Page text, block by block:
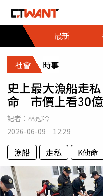
最新
社會 時事
史上最大漁船走
命 市價上看30
記者： 林冠吟
2026-06-09 12:29
漁船 走私 K他命